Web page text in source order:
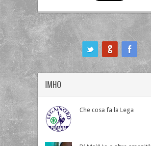
IMHO
Che cosa fa la Lega